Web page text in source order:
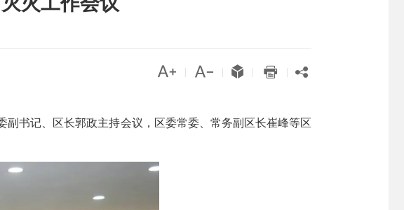
    
副书记、区长郭政主持会议，区委常委、常务副区长崔峰等区